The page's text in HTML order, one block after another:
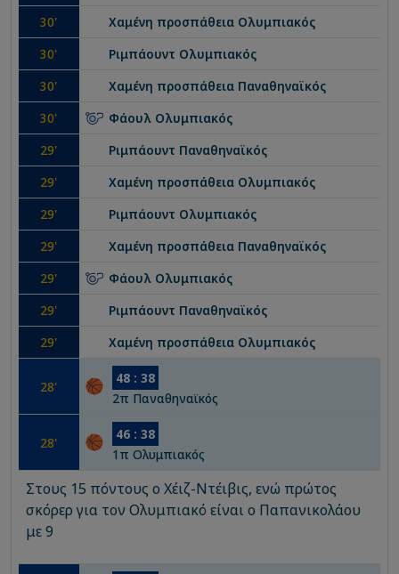
30' Χαμένη προσπάθεια Ολυμπιακός
30' Ριμπάουντ Ολυμπιακός
30' Χαμένη προσπάθεια Παναθηναϊκός
30' Φάουλ Ολυμπιακός
29' Ριμπάουντ Παναθηναϊκός
29' Χαμένη προσπάθεια Ολυμπιακός
29' Ριμπάουντ Ολυμπιακός
29' Χαμένη προσπάθεια Παναθηναϊκός
29' Φάουλ Ολυμπιακός
29' Ριμπάουντ Παναθηναϊκός
29' Χαμένη προσπάθεια Ολυμπιακός
28' 48 :38
2π Παναθηναϊκός
28' 46 :38
1 π Ολυμπιακός
Στους 15 πόντους ο Χέιζ-Ντέιβις, ενώ πρώτος
σκόρερ για τον Ολυμπιακό είναι ο Παπανικολάου
με 9